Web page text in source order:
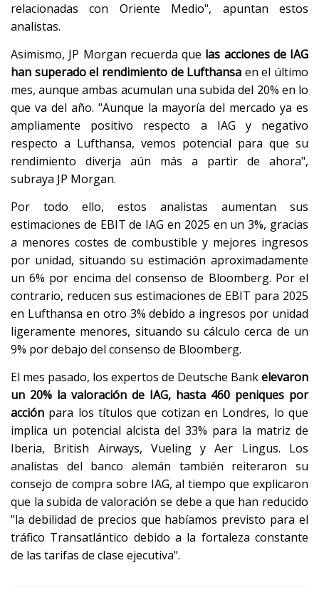
relacionadas con Oriente Medio", apuntan estos
analistas.
Asimismo, JP Morgan recuerda que las acciones de IAG
han superado el rendimiento de Lufthansa en el último
mes, aunque ambas acumulan una subida del 20% en lo
que va del año. "Aunque la mayoría del mercado ya es
ampliamente positivo respecto a IAG y negativo
respecto a Lufthansa, vemos potencial para que su
rendimiento diverja aún más a partir de ahora",
subraya JP Morgan.
Por todo ello, estos analistas aumentan sus
estimaciones de EBIT de IAG en 2025 en un 3%, gracias
a menores costes de combustible y mejores ingresos
por unidad, situando su estimación aproximadamente
un 6% por encima del consenso de Bloomberg. Por el
contrario, reducen sus estimaciones de EBIT para 2025
en Lufthansa en otro 3% debido a ingresos por unidad
ligeramente menores, situando su cálculo cerca de un
9% por debajo del consenso de Bloomberg.
El mes pasado, los expertos de Deutsche Bankelevaron
un 20% la valoración de IAG, hasta 460 peniques por
acción para los títulos que cotizan en Londres, lo que
implica un potencial alcista del 33% para la matriz de
Iberia, British Airways, Vueling y Aer Lingus. Los
analistas del banco alemán también reiteraron su
consejo de compra sobre IAG, al tiempo que explicaron
que la subida de valoración se debe a que han reducido
"la debilidad de precios que habíamos previsto para el
tráfico Transatlántico debido a la fortaleza constante
de las tarifas de clase ejecutiva".